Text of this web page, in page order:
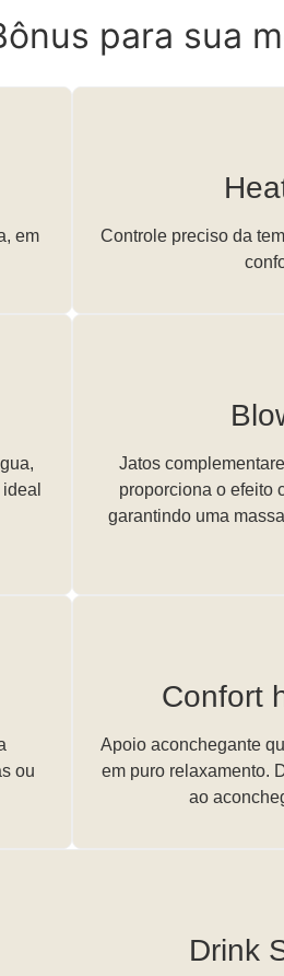
para sua
em
Controle preciso da
Jatos
proporciona o efeito
garantindo uma
ou
Confort
Apoio aconchegante
em puro relaxamento.
ao
Drink